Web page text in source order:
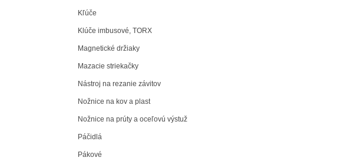
Kľúče
Klúče imbusové, TORX
Magnetické držiaky
Mazacie striekačky
Nástroj na rezanie závitov
Nožnice na kov a plast
Nožnice na prúty a oceľovú výstuž
Páčidlá
Pákové